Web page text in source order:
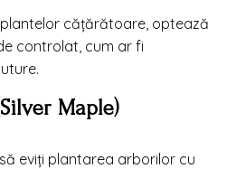
cățărătoare, optează
controlat, cum ar fi
Maple)
eviți plantarea arborilor cu